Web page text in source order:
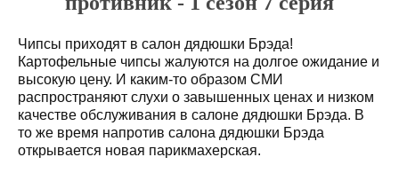
Чипсы приходят в салон дядюшки Брэда!
Картофельные чипсы жалуются на долгое ожидание и
высокую цену. И каким-то образом СМИ
распространяют слухи о завышенных ценах и низком
качестве обслуживания в салоне дядюшки Брэда. В
то же время напротив салона дядюшки Брэда
открывается новая парикмахерская.